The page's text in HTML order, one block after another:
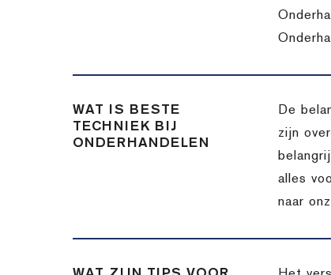
WAT IS BESTE
TECHNIEK BIJ
ONDERHANDELEN
De
zijn
alles
naar